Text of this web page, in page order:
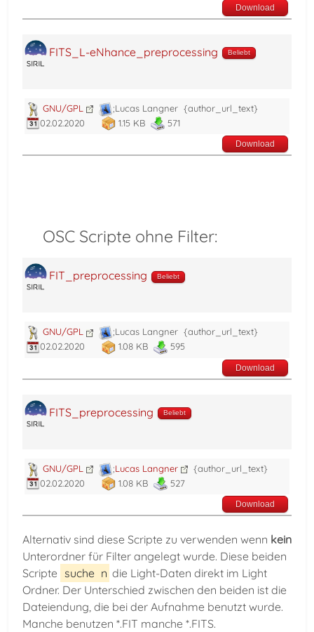
Download
FITS_L-eNhance_preprocessing Beliebt
GNU/GPL ;Lucas Langner {author_url_text}
02.02.2020
1.15 KB 571
Download
OSC Scripte ohne Filter:
FIT_preprocessing Beliebt
GNU/GPL ;Lucas Langner {author_url_text}
02.02.2020
1.08 KB 595
Download
FITS_preprocessing Beliebt
GNU/GPL ;Lucas Langner
{author_url_text}
02.02.2020
1.08 KB 527
Download
Alternativ sind diese Scripte zu verwenden wenn kein
Unterordner für Filter angelegt wurde. Diese beiden
Scripte suche n die Light-Daten direkt im Light
Ordner. Der Unterschied zwischen den beiden ist die
Dateiendung, die bei der Aufnahme benutzt wurde.
Manche benutzen *.FIT manche *.FITS.